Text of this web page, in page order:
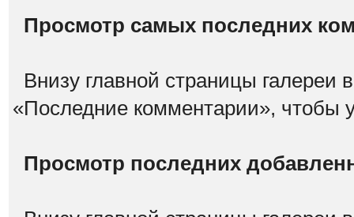
Просмотр самых последних
Внизу главной страницы галереи
«Последние комментарии», чтобы
Просмотр последних